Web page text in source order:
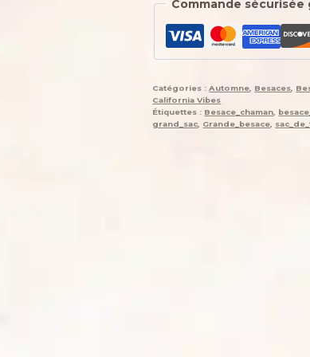
Commande sécurisée
Catégories :Automne Besaces
California Vibes
Étiquettes : Besace_chaman
grand_sac
Grande_besace